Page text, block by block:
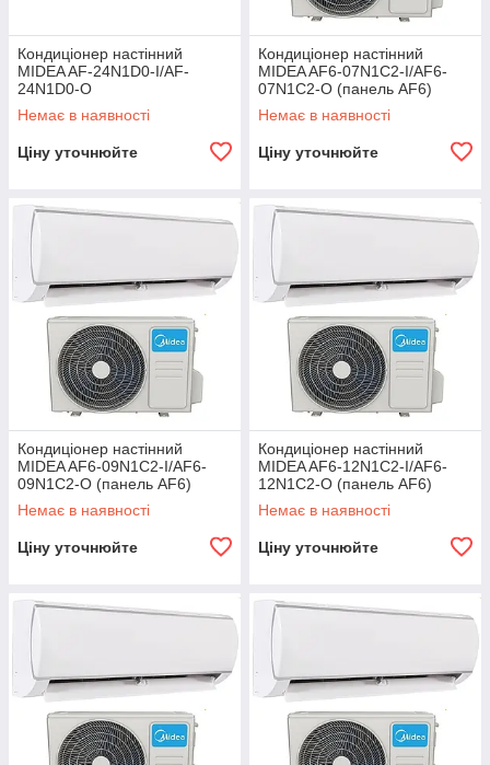
Кондиціонер настінний
MIDEA AF-24N1D0-I/AF-
24N1D0-O
Немає в наявності
Ціну уточнюйте
Кондиціонер настінний
MIDEA AF6-07N1C2-I/AF6-
07N1C2-O (панель AF6)
Немає в наявності
Ціну уточнюйте
Кондиціонер настінний
MIDEA AF6-09N1C2-I/AF6-
09N1C2-O (панель AF6)
Немає в наявності
Ціну уточнюйте
Кондиціонер настінний
MIDEA AF6-12N1C2-I/AF6-
12N1C2-O (панель AF6)
Немає в наявності
Ціну уточнюйте